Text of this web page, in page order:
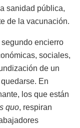
sanidad pública,
de la vacunación.
encierro
sociales,
de un
En
los que están
quo, respiran